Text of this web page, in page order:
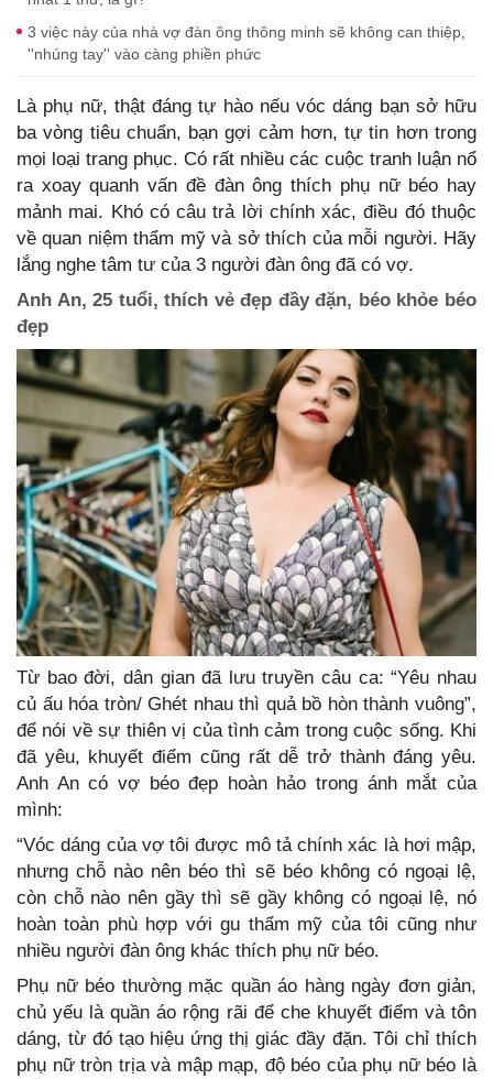
3 việc này của nhà vợ đàn ông thông minh sẽ không can thiệp,
''nhúng tay'' vào càng phiền phức
Là phụ nữ, thật đáng tự hào nếu vóc dáng bạn sở hữu
ba vòng tiêu chuẩn, bạn gợi cảm hơn, tự tin hơn trong
mọi loại trang phục. Có rất nhiều các cuộc tranh luận nổ
ra xoay quanh vấn đề đàn ông thích phụ nữ béo hay
mảnh mai. Khó có câu trả lời chính xác, điều đó thuộc
về quan niệm thẩm mỹ và sở thích của mỗi người. Hãy
lắng nghe tâm tư của 3 người đàn ông đã có vợ.
Anh An, 25 tuổi, thích vẻ đẹp đầy đặn, béo khỏe béo
đẹp
Từ bao đời, dân gian đã lưu truyền câu ca: “Yêu nhau
củ ấu hóa tròn/ Ghét nhau thì quả bồ hòn thành vuông”,
để nói về sự thiên vị của tình cảm trong cuộc sống. Khi
đã yêu, khuyết điểm cũng rất dễ trở thành đáng yêu.
Anh An có vợ béo đẹp hoàn hảo trong ánh mắt của
mình:
“Vóc dáng của vợ tôi được mô tả chính xác là hơi mập,
nhưng chỗ nào nên béo thì sẽ béo không có ngoại lệ,
còn chỗ nào nên gầy thì sẽ gầy không có ngoại lệ, nó
hoàn toàn phù hợp với gu thẩm mỹ của tôi cũng như
nhiều người đàn ông khác thích phụ nữ béo.
Phụ nữ béo thường mặc quần áo hàng ngày đơn giản,
chủ yếu là quần áo rộng rãi để che khuyết điểm và tôn
dáng, từ đó tạo hiệu ứng thị giác đầy đặn. Tôi chỉ thích
phụ nữ tròn trịa và mập mạp, độ béo của phụ nữ béo là